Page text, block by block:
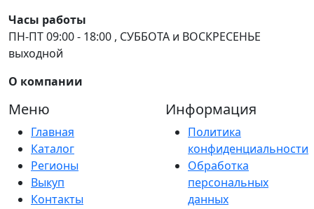
Часы работы
ПН-ПТ 09:00 - 18:00 , СУББОТА и ВОСКРЕСЕНЬЕ
выходной
О компании
Меню
Главная
Каталог
Регионы
Выкуп
Контакты
Информация
Политика
конфиденциальности
Обработка
персональных
данных